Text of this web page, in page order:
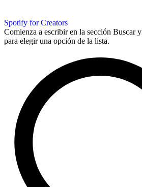
Spotify for Creators
Comienza a escribir en la sección Buscar
para elegir una opción de la lista.